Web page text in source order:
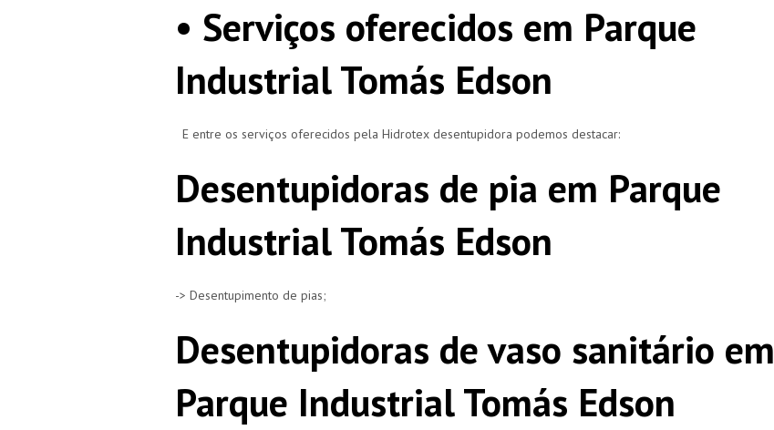
• Serviços oferecidos em Parque
Industrial Tomás Edson
E entre os serviços oferecidos pela Hidrotex desentupidora podemos destacar:
Desentupidoras de pia em Parque
Industrial Tomás Edson
-> Desentupimento de pias;
Desentupidoras de vaso sanitário em
Parque Industrial Tomás Edson